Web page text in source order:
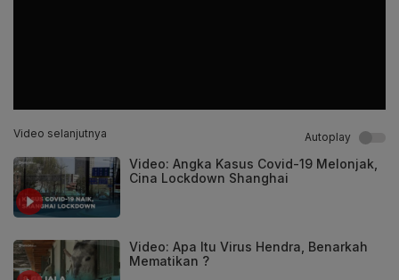
Video selanjutnya Autoplay
Video: Angka Kasus Covid-19 Melonjak,
Cina Lockdown Shanghai
Video: Apa Itu Virus Hendra, Benarkah
Mematikan ?